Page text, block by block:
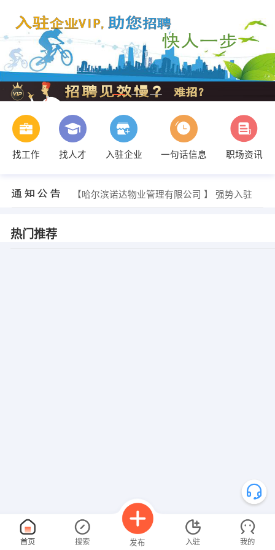
找工作 找人才 入驻企业 一句话信息
职场资讯
【哈尔滨诺达物业管理有限公司 】 强势入驻
热门推荐
首页 搜索 发布 入驻 我的